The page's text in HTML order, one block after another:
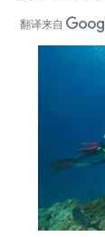
翻译来自